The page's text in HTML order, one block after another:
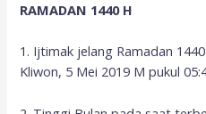
RAMADAN 1440 H
1. Ijtimak jelang Ramadan
Kliwon, 5 Mei 2019 M pukul